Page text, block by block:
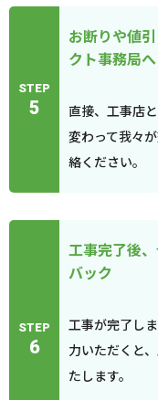
STEP
5
お断りや値
クト事務局へ
直接、工事店
変わって我々
絡ください。
STEP
6
工事完了後
バック
工事が完了し
力いただくと
たします。